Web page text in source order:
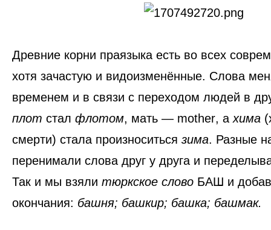
Древние корни праязыка есть во всех
хотя зачастую и видоизменённые. Слова
временем и в связи с переходом людей в
плот стал флотом, мать — mother, а хима
смерти) стала произноситься зима. Разные
перенимали слова друг у друга и
Так и мы взяли тюркское слово БАШ и
окончания: башня; башкир; башка; башмак.